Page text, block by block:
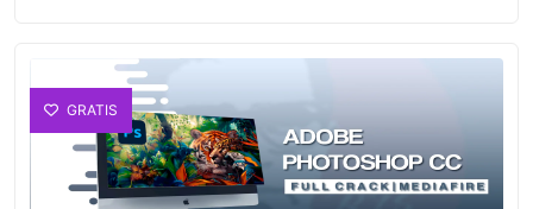
GRATIS